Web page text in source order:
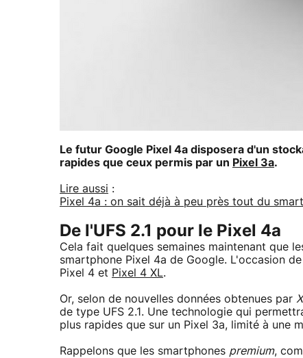
Le futur Google Pixel 4a disposera d'un
rapides que ceux permis par un Pixel 3a.
Lire aussi :
Pixel 4a : on sait déjà à peu près tout du
De l'UFS 2.1 pour le Pixel 4a
Cela fait quelques semaines maintenant que
smartphone Pixel 4a de Google. L'occasion
Pixel 4 et Pixel 4 XL.
Or, selon de nouvelles données obtenues par
de type UFS 2.1. Une technologie qui
plus rapides que sur un Pixel 3a, limité à une
Rappelons que les smartphones premium,